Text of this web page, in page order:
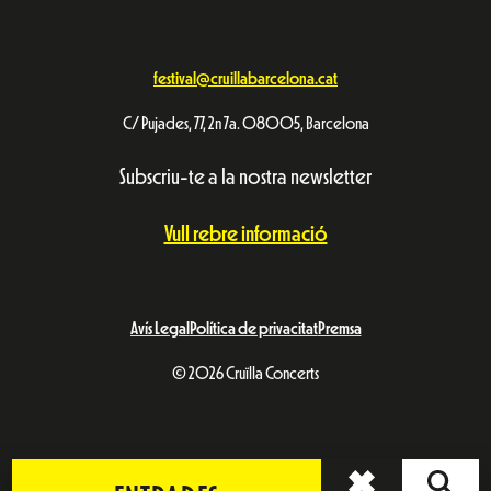
festival@cruillabarcelona.cat
C/ Pujades, 77, 2n 7a. 08005, Barcelona
Subscriu-te a la nostra newsletter
Vull rebre informació
Avís Legal Política de privacitatPremsa
© 2026 Cruïlla Concerts